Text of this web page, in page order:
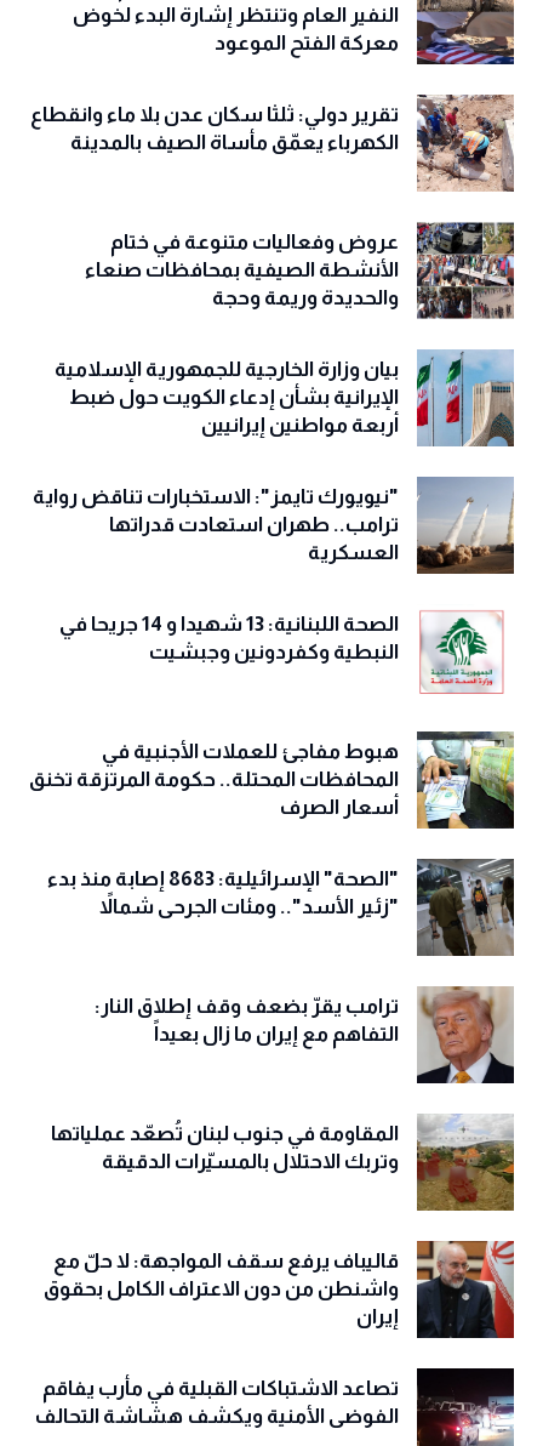
النفير العام وتنتظر إشارة البدء لخوض
معركة الفتح الموعود
تقرير دولي: ثلثا سكان عدن بلا ماء وانقطاع
الكهرباء يعمّق مأساة الصيف بالمدينة
عروض وفعاليات متنوعة في ختام
الأنشطة الصيفية بمحافظات صنعاء
والحديدة وريمة وحجة
‏بيان وزارة الخارجية للجمهورية الإسلامية
الإيرانية بشأن إدعاء الكويت حول ضبط
أربعة مواطنين إيرانيين
"نيويورك تايمز": الاستخبارات تناقض رواية
ترامب.. طهران استعادت قدراتها
العسكرية
الصحة اللبنانية: 13 شهيدا و 14 جريحا في
النبطية وكفردونين وجبشيت
هبوط مفاجئ للعملات الأجنبية في
المحافظات المحتلة.. حكومة المرتزقة تخنق
أسعار الصرف
"الصحة" الإسرائيلية: 8683 إصابة منذ بدء
"زئير الأسد".. ومئات الجرحى شمالاً
ترامب يقرّ بضعف وقف إطلاق النار:
التفاهم مع إيران ما زال بعيداً
المقاومة في جنوب لبنان تُصعّد عملياتها
وتربك الاحتلال بالمسيّرات الدقيقة
قاليباف يرفع سقف المواجهة: لا حلّ مع
واشنطن من دون الاعتراف الكامل بحقوق
إيران
تصاعد الاشتباكات القبلية في مأرب يفاقم
الفوضى الأمنية ويكشف هشاشة التحالف